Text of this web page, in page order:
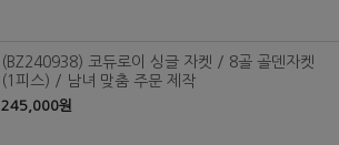
(BZ240938) 코듀로이 싱글 자켓 / 8골 골덴자켓
(1피스) / 남녀 맞춤 주문 제작
245,000원